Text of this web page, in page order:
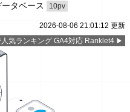
タベース 10pv
2026-08-06 21:01:12 更新
気ランキング GA4対応 Ranklet4